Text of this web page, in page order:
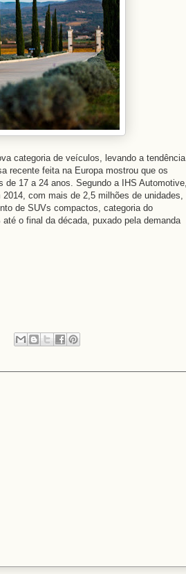
categoria de veículos, levando a tendência
recente feita na Europa mostrou que os
17 a 24 anos. Segundo a IHS Automotive,
com mais de 2,5 milhões de unidades,
de SUVs compactos, categoria do
o final da década, puxado pela demanda